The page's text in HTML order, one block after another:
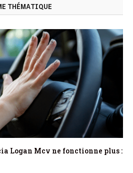
THÉMATIQUE
Logan Mcv ne fonctionne plus :